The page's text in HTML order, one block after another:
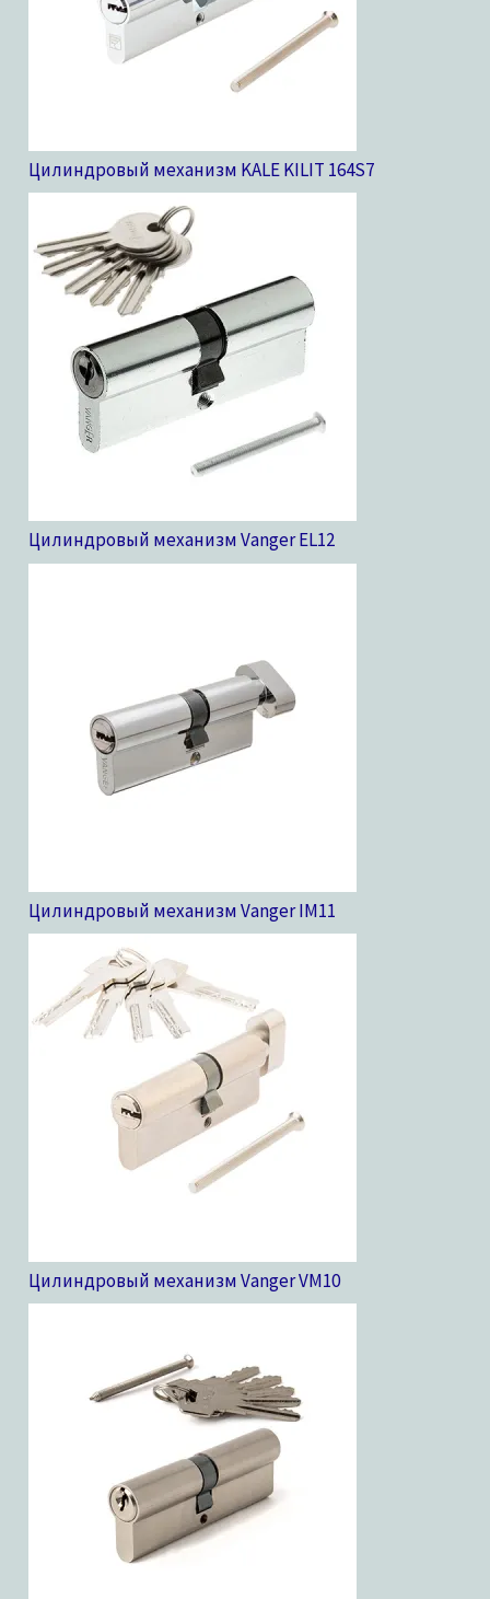
Цилиндровый механизм KALE KILIT 164S7
Цилиндровый механизм Vanger EL12
Цилиндровый механизм Vanger IM11
Цилиндровый механизм Vanger VM10